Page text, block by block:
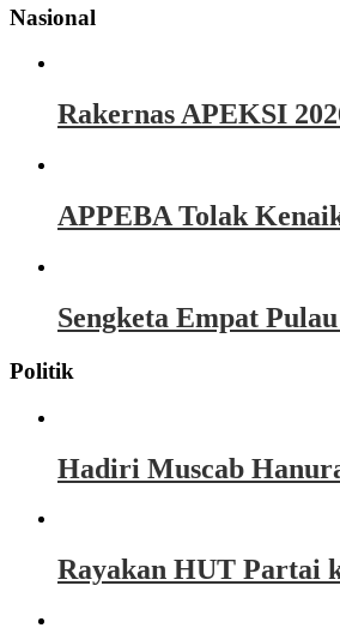
Nasional
Rakernas APEKSI
APPEBA Tolak
Sengketa Empat
Politik
Hadiri Muscab
Rayakan HUT Partai